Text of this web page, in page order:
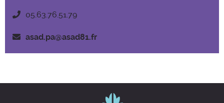
05.63.76.51.79
asad.pa@asad81.fr